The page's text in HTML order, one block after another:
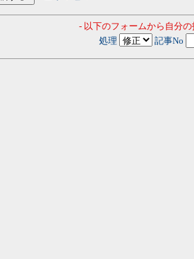
- 以下のフォームから自分
処理
記事No